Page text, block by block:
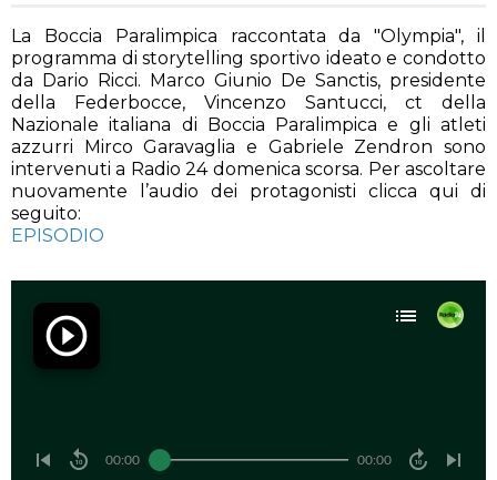
La Boccia Paralimpica raccontata da "Olympia", il
programma di storytelling sportivo ideato e condotto
da Dario Ricci. Marco Giunio De Sanctis, presidente
della Federbocce, Vincenzo Santucci, ct della
Nazionale italiana di Boccia Paralimpica e gli atleti
azzurri Mirco Garavaglia e Gabriele Zendron sono
intervenuti a Radio 24 domenica scorsa. Per ascoltare
nuovamente l’audio dei protagonisti clicca qui di
seguito:
EPISODIO